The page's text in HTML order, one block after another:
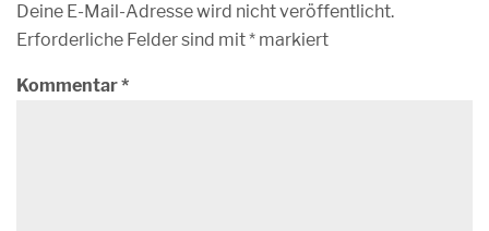
Deine E-Mail-Adresse wird nicht veröffentlicht.
Erforderliche Felder sind mit* markiert
Kommentar*